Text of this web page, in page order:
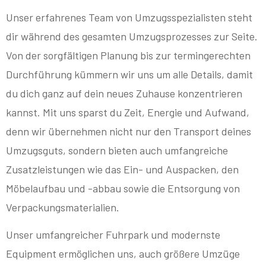
Unser erfahrenes Team von Umzugsspezialisten steht
dir während des gesamten Umzugsprozesses zur Seite.
Von der sorgfältigen Planung bis zur termingerechten
Durchführung kümmern wir uns um alle Details, damit
du dich ganz auf dein neues Zuhause konzentrieren
kannst. Mit uns sparst du Zeit, Energie und Aufwand,
denn wir übernehmen nicht nur den Transport deines
Umzugsguts, sondern bieten auch umfangreiche
Zusatzleistungen wie das Ein- und Auspacken, den
Möbelaufbau und -abbau sowie die Entsorgung von
Verpackungsmaterialien.
Unser umfangreicher Fuhrpark und modernste
Equipment ermöglichen uns, auch größere Umzüge